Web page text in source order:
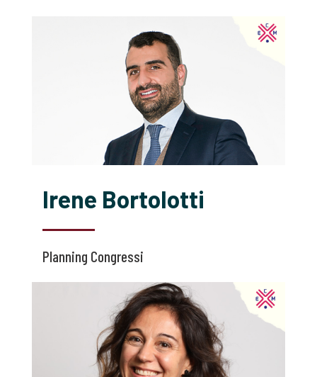
Irene Bortolotti
Planning Congressi